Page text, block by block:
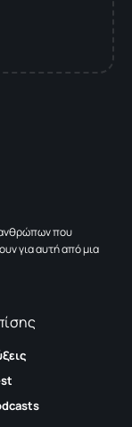
ανθρώπων που
για αυτή από μια